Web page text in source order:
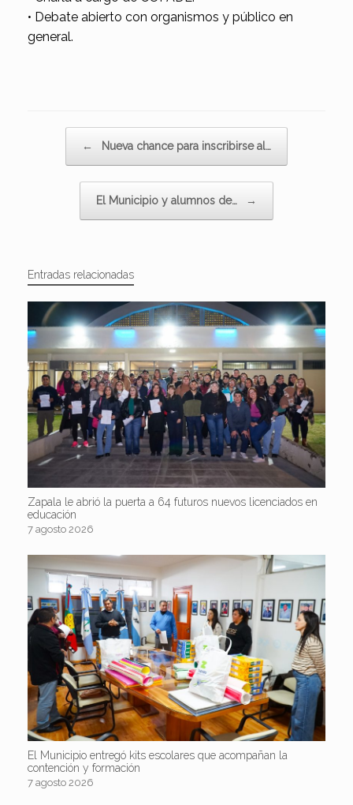
• Debate abierto con organismos y público en
general.
← Nueva chance para inscribirse al…
El Municipio y alumnos de… →
Entradas relacionadas
Zapala le abrió la puerta a 64 futuros nuevos licenciados en
educación
7 agosto 2026
El Municipio entregó kits escolares que acompañan la
contención y formación
7 agosto 2026